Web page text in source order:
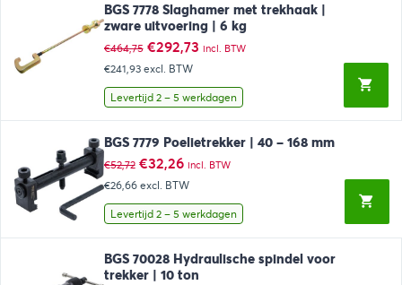
BGS 7778 Slaghamer met trekhaak |
zware uitvoering | 6 kg
€464,75 Oorspronkelijke
prijs
was:
€464,75.
€292,73Huidige
€292,73.
incl. BTW
€241,93 excl. BTW
Levertijd 2 – 5 werkdagen
BGS 7779 Poelietrekker | 40 – 168 mm
€52,72 Oorspronkelijke
prijs
was:
€52,72.
€32,26Huidige
prijs
is:
€32,26.
incl. BTW
€26,66 excl. BTW
Levertijd 2 – 5 werkdagen
BGS 70028 Hydraulische spindel voor
trekker | 10 ton